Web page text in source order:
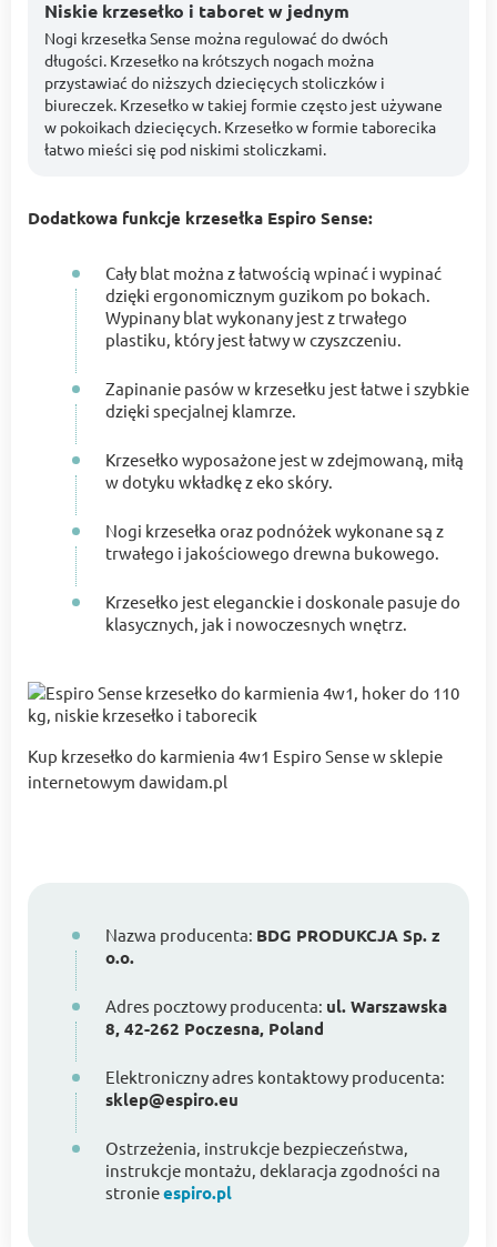
Niskie krzesełko i taboret w jednym
Nogi krzesełka Sense można regulować do dwóch
długości. Krzesełko na krótszych nogach można
przystawiać do niższych dziecięcych stoliczków i
biureczek. Krzesełko w takiej formie często jest używane
w pokoikach dziecięcych. Krzesełko w formie taborecika
łatwo mieści się pod niskimi stoliczkami.
Dodatkowa funkcje krzesełka Espiro Sense:
Cały blat można z łatwością wpinać i wypinać
dzięki ergonomicznym guzikom po bokach.
Wypinany blat wykonany jest z trwałego
plastiku, który jest łatwy w czyszczeniu.
Zapinanie pasów w krzesełku jest łatwe i szybkie
dzięki specjalnej klamrze.
Krzesełko wyposażone jest w zdejmowaną, miłą
w dotyku wkładkę z eko skóry.
Nogi krzesełka oraz podnóżek wykonane są z
trwałego i jakościowego drewna bukowego.
Krzesełko jest eleganckie i doskonale pasuje do
klasycznych, jak i nowoczesnych wnętrz.
Kup krzesełko do karmienia 4w1 Espiro Sense w sklepie
internetowym dawidam.pl
Nazwa producenta: BDG PRODUKCJA Sp. z
o.o.
Adres pocztowy producenta: ul. Warszawska
8, 42-262 Poczesna, Poland
Elektroniczny adres kontaktowy producenta:
sklep@espiro.eu
Ostrzeżenia, instrukcje bezpieczeństwa,
instrukcje montażu, deklaracja zgodności na
stronieespiro.pl